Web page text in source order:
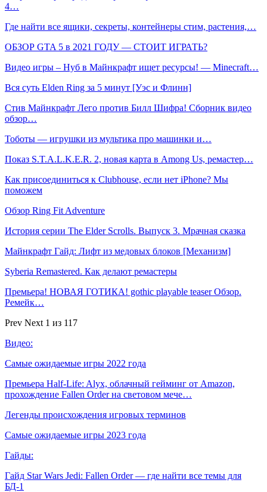
4…
Где найти все ящики, секреты, контейнеры стим, растения,…
ОБЗОР GTA 5 в 2021 ГОДУ — СТОИТ ИГРАТЬ?
Видео игры – Нуб в Майнкрафт ищет ресурсы! — Minecraft…
Вся суть Elden Ring за 5 минут [Уэс и Флинн]
Стив Майнкрафт Лего против Билл Шифра! Сборник видео
обзор…
Тоботы — игрушки из мультика про машинки и…
Показ S.T.A.L.K.E.R. 2, новая карта в Among Us, ремастер…
Как присоединиться к Clubhouse, если нет iPhone? Мы
поможем
Обзор Ring Fit Adventure
История серии The Elder Scrolls. Выпуск 3. Мрачная сказка
Майнкрафт Гайд: Лифт из медовых блоков [Механизм]
Syberia Remastered. Как делают ремастеры
Премьера! НОВАЯ ГОТИКА! gothic playable teaser Обзор.
Ремейк…
Prev Next 1 из 117
Видео:
Самые ожидаемые игры 2022 года
Премьера Half-Life: Alyx, облачный гейминг от Amazon,
прохождение Fallen Order на световом мече…
Легенды происхождения игровых терминов
Самые ожидаемые игры 2023 года
Гайды:
Гайд Star Wars Jedi: Fallen Order — где найти все темы для
БД-1